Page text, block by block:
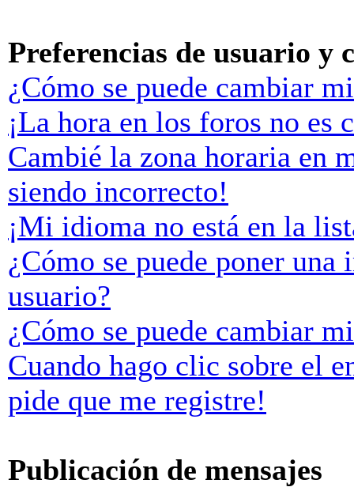
Preferencias de usuario y
¿Cómo se puede cambiar
¡La hora en los foros no es
Cambié la zona horaria en
siendo incorrecto!
¡Mi idioma no está en la
¿Cómo se puede poner
usuario?
¿Cómo se puede cambiar
Cuando hago clic sobre el
pide que me registre!
Publicación de mensajes